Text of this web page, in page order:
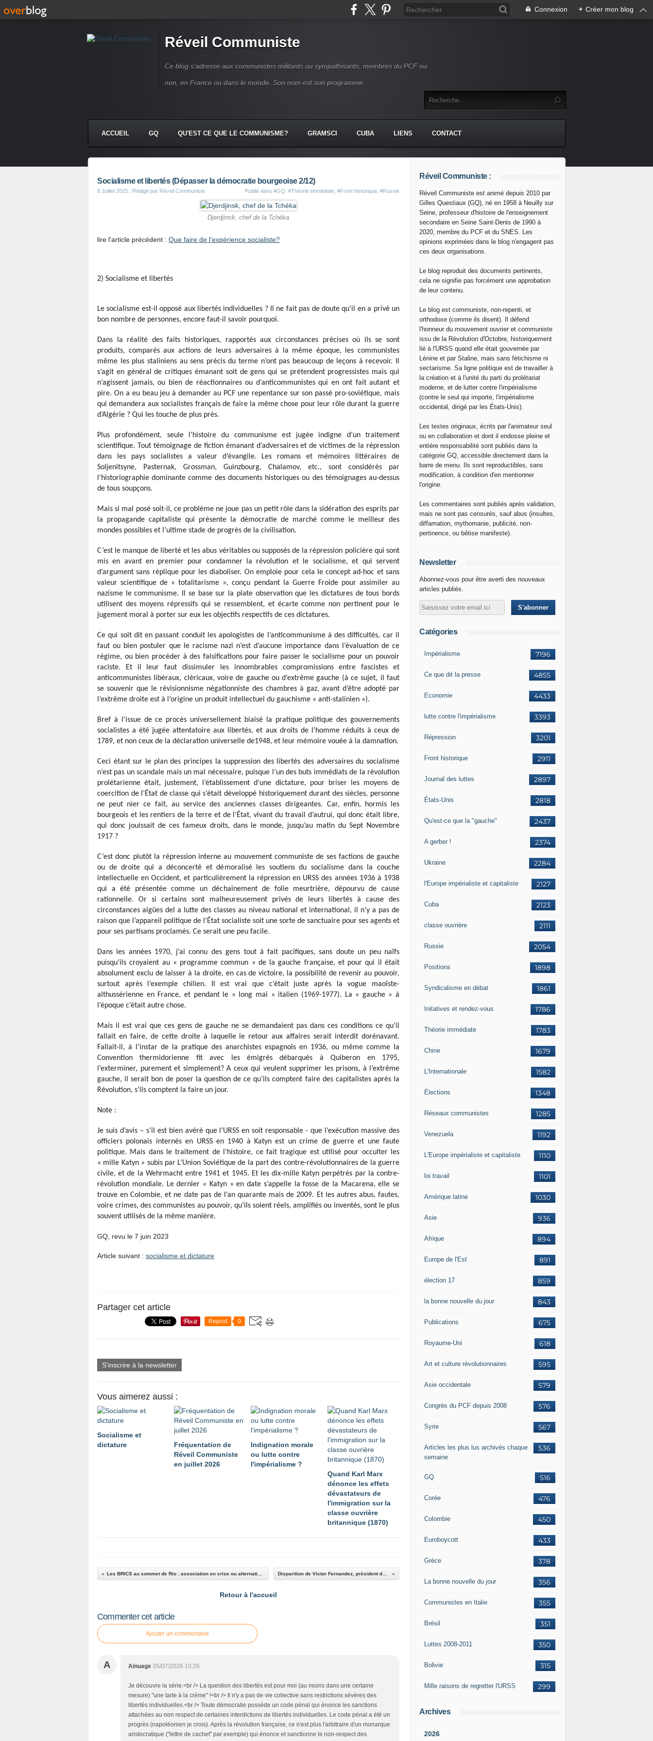
Connexion + Créer mon blog
Réveil Communiste
Ce blog s'adresse aux communistes militants ou sympathisants, membres du PCF ou
non, en France ou dans le monde. Son nom est son programme.
ACCUEIL GQ QU'EST CE QUE LE COMMUNISME? GRAMSCI CUBA LIENS CONTACT
Socialisme et libertés (Dépasser la démocratie bourgeoise 2/12)
8 Juillet 2025 , Rédigé par Réveil Communiste Publié dans #GQ #Théorie immédiate #Front historique #Russie
Djerdjinsk, chef de la Tchéka
lire l'article précédent : Que faire de l'expérience socialiste?
2) Socialisme et libertés
Le socialisme est-il opposé aux libertés individuelles ? Il ne fait pas de doute qu’il en a privé un
bon nombre de personnes, encore faut-il savoir pourquoi.
Dans la réalité des faits historiques, rapportés aux circonstances précises où ils se sont
produits, comparés aux actions de leurs adversaires à la même époque, les communistes
même les plus staliniens au sens précis du terme n’ont pas beaucoup de leçons à recevoir. Il
s’agit en général de critiques émanant soit de gens qui se prétendent progressistes mais qui
n’agissent jamais, ou bien de réactionnaires ou d’anticommunistes qui en ont fait autant et
pire. On a eu beau jeu à demander au PCF une repentance sur son passé pro-soviétique, mais
qui demandera aux socialistes français de faire la même chose pour leur rôle durant la guerre
d’Algérie ? Qui les touche de plus près.
Plus profondément, seule l’histoire du communisme est jugée indigne d’un traitement
scientifique. Tout témoignage de fiction émanant d’adversaires et de victimes de la répression
dans les pays socialistes a valeur d’évangile. Les romans et mémoires littéraires de
Soljenitsyne, Pasternak, Grossman, Guinzbourg, Chalamov, etc., sont considérés par
l’historiographie dominante comme des documents historiques ou des témoignages au-dessus
de tous soupçons.
Mais si mal posé soit-il, ce problème ne joue pas un petit rôle dans la sidération des esprits par
la propagande capitaliste qui présente la démocratie de marché comme le meilleur des
mondes possibles et l’ultime stade de progrès de la civilisation.
C’est le manque de liberté et les abus véritables ou supposés de la répression policière qui sont
mis en avant en premier pour condamner la révolution et le socialisme, et qui servent
d’argument sans réplique pour les diaboliser. On emploie pour cela le concept ad-hoc et sans
valeur scientifique de « totalitarisme », conçu pendant la Guerre Froide pour assimiler au
nazisme le communisme. Il se base sur la plate observation que les dictatures de tous bords
utilisent des moyens répressifs qui se ressemblent, et écarte comme non pertinent pour le
jugement moral à porter sur eux les objectifs respectifs de ces dictatures.
Ce qui soit dit en passant conduit les apologistes de l’anticommunisme à des difficultés, car il
faut ou bien postuler que le racisme nazi n’est d’aucune importance dans l’évaluation de ce
régime, ou bien procéder à des falsifications pour faire passer le socialisme pour un pouvoir
raciste. Et il leur faut dissimuler les innombrables compromissions entre fascistes et
anticommunistes libéraux, cléricaux, voire de gauche ou d’extrême gauche (à ce sujet, il faut
se souvenir que le révisionnisme négationniste des chambres à gaz, avant d’être adopté par
l’extrême droite est à l’origine un produit intellectuel du gauchisme « anti-stalinien »).
Bref à l’issue de ce procès universellement biaisé la pratique politique des gouvernements
socialistes a été jugée attentatoire aux libertés, et aux droits de l’homme réduits à ceux de
1789, et non ceux de la déclaration universelle de1948, et leur mémoire vouée à la damnation.
Ceci étant sur le plan des principes la suppression des libertés des adversaires du socialisme
n’est pas un scandale mais un mal nécessaire, puisque l’un des buts immédiats de la révolution
prolétarienne était, justement, l’établissement d’une dictature, pour briser les moyens de
coercition de l’État de classe qui s’était développé historiquement durant des siècles, personne
ne peut nier ce fait, au service des anciennes classes dirigeantes. Car, enfin, hormis les
bourgeois et les rentiers de la terre et de l’État, vivant du travail d’autrui, qui donc était libre,
qui donc jouissait de ces fameux droits, dans le monde, jusqu’au matin du Sept Novembre
1917 ?
C’est donc plutôt la répression interne au mouvement communiste de ses factions de gauche
ou de droite qui a déconcerté et démoralisé les soutiens du socialisme dans la couche
intellectuelle en Occident, et particulièrement la répression en URSS des années 1936 à 1938
qui a été présentée comme un déchaînement de folie meurtrière, dépourvu de cause
rationnelle. Or si certains sont malheureusement privés de leurs libertés à cause des
circonstances aigües del a lutte des classes au niveau national et international, il n’y a pas de
raison que l’appareil politique de l’État socialiste soit une sorte de sanctuaire pour ses agents et
pour ses partisans proclamés. Ce serait une peu facile.
Dans les années 1970, j’ai connu des gens tout à fait pacifiques, sans doute un peu naïfs
puisqu’ils croyaient au « programme commun » de la gauche française, et pour qui il était
absolument exclu de laisser à la droite, en cas de victoire, la possibilité de revenir au pouvoir,
surtout après l’exemple chilien. Il est vrai que c’était juste après la vogue maoïste-
althussérienne en France, et pendant le « long mai » italien (1969-1977). La « gauche » à
l’époque c’était autre chose.
Mais il est vrai que ces gens de gauche ne se demandaient pas dans ces conditions ce qu’il
fallait en faire, de cette droite à laquelle le retour aux affaires serait interdit dorénavant.
Fallait-il, à l’instar de la pratique des anarchistes espagnols en 1936, ou même comme la
Convention thermidorienne fit avec les émigrés débarqués à Quiberon en 1795,
l’exterminer, purement et simplement? A ceux qui veulent supprimer les prisons, à l’extrême
gauche, il serait bon de poser la question de ce qu’ils comptent faire des capitalistes après la
Révolution, s’ils comptent la faire un jour.
Note :
Je suis d’avis – s’il est bien avéré que l’URSS en soit responsable - que l’exécution massive des
officiers polonais internés en URSS en 1940 à Katyn est un crime de guerre et une faute
politique. Mais dans le traitement de l’histoire, ce fait tragique est utilisé pour occulter les
« mille Katyn » subis par L’Union Soviétique de la part des contre-révolutionnaires de la guerre
civile, et de la Wehrmacht entre 1941 et 1945. Et les dix-mille Katyn perpétrés par la contre-
révolution mondiale. Le dernier « Katyn » en date s’appelle la fosse de la Macarena, elle se
trouve en Colombie, et ne date pas de l’an quarante mais de 2009. Et les autres abus, fautes,
voire crimes, des communistes au pouvoir, qu’ils soient réels, amplifiés ou inventés, sont le plus
souvent utilisés de la même manière.
GQ, revu le 7 juin 2023
Article suivant : socialisme et dictature
Partager cet article
Repost 0
S'inscrire à la newsletter
Vous aimerez aussi :
Socialisme et
dictature
Fréquentation de
Réveil Communiste
en juillet 2026
Indignation morale
ou lutte contre
l'impérialisme ?
Quand Karl Marx
dénonce les effets
dévastateurs de
l'immigration sur la
classe ouvrière
britannique (1870)
Disparition de Victor Fernandez, président de Cuba Coopération
Retour à l'accueil
Commenter cet article
Ajouter un commentaire
A Ainuage 05/07/2026 10:26
Je découvre la série.<br /> La question des libertés est pour moi (au moins dans une certaine
mesure) "une tarte à la crème" !<br /> Il n'y a pas de vie collective sans restrictions sévères des
libertés individuelles.<br /> Toute démocratie possède un code pénal qui énonce les sanctions
attachées au non respect de certaines interdictions de libertés individuelles. Le code pénal a été un
progrès (napoléonien je crois). Après la révolution française, ce n'est plus l'arbitraire d'un monarque
aristocratique ("lettre de cachet" par exemple) qui énonce et sanctionne le non-respect des
Réveil Communiste :
Réveil Communiste est animé depuis 2010 par
Gilles Questiaux (GQ), né en 1958 à Neuilly sur
Seine, professeur d'histoire de l'enseignement
secondaire en Seine Saint-Denis de 1990 à
2020, membre du PCF et du SNES. Les
opinions exprimées dans le blog n'engagent pas
ces deux organisations.
Le blog reproduit des documents pertinents,
cela ne signifie pas forcément une approbation
de leur contenu.
Le blog est communiste, non-repenti, et
orthodoxe (comme ils disent). Il défend
l'honneur du mouvement ouvrier et communiste
issu de la Révolution d'Octobre, historiquement
lié à l'URSS quand elle était gouvernée par
Lénine et par Staline, mais sans fétichisme ni
sectarisme. Sa ligne politique est de travailler à
la création et à l'unité du parti du prolétariat
moderne, et de lutter contre l'impérialisme
(contre le seul qui importe, l'impérialisme
occidental, dirigé par les États-Unis).
Les textes originaux, écrits par l'animateur seul
ou en collaboration et dont il endosse pleine et
entière responsabilité sont publiés dans la
catégorie GQ, accessible directement dans la
barre de menu. Ils sont reproductibles, sans
modification, à condition d'en mentionner
l'origine.
Les commentaires sont publiés après validation,
mais ne sont pas censurés, sauf abus (insultes,
diffamation, mythomanie, publicité, non-
pertinence, ou bêtise manifeste).
Newsletter
Abonnez-vous pour être averti des nouveaux
articles publiés.
Catégories
7196
Impérialisme
4855
Ce que dit la presse
4433
Economie
3393
lutte contre l'impérialisme
3201
Répression
2911
Front historique
2897
Journal des luttes
2818
États-Unis
2437
Qu'est-ce que la "gauche"
2374
A gerber !
2284
Ukraine
2127
l'Europe impérialiste et capitaliste
2123
Cuba
2111
classe ouvrière
2054
Russie
1898
Positions
1861
Syndicalisme en débat
1786
Initatives et rendez-vous
1783
Théorie immédiate
1679
Chine
1582
L'Internationale
1348
Élections
1285
Réseaux communistes
1192
Venezuela
1110
L'Europe impérialiste et capitaliste
1101
loi travail
1030
Amérique latine
936
Asie
894
Afrique
891
Europe de l'Est
859
élection 17
843
la bonne nouvelle du jour
675
Publications
618
Royaume-Uni
595
Art et culture révolutionnaires
579
Asie occidentale
576
Congrès du PCF depuis 2008
567
Syrie
536
Articles les plus lus archivés chaque
semaine
516
GQ
476
Corée
450
Colombie
433
Euroboycott
378
Grèce
356
La bonne nouvelle du jour
355
Communistes en Italie
351
Brésil
350
Luttes 2008-2011
315
Bolivie
299
Mille raisons de regretter l'URSS
Archives
2026